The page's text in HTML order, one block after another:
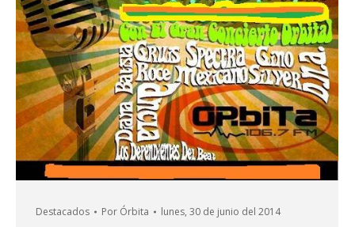
Destacados Por Órbita lunes, 30 de junio del 2014